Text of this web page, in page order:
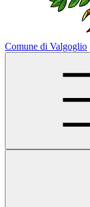
Comune di Valgoglio